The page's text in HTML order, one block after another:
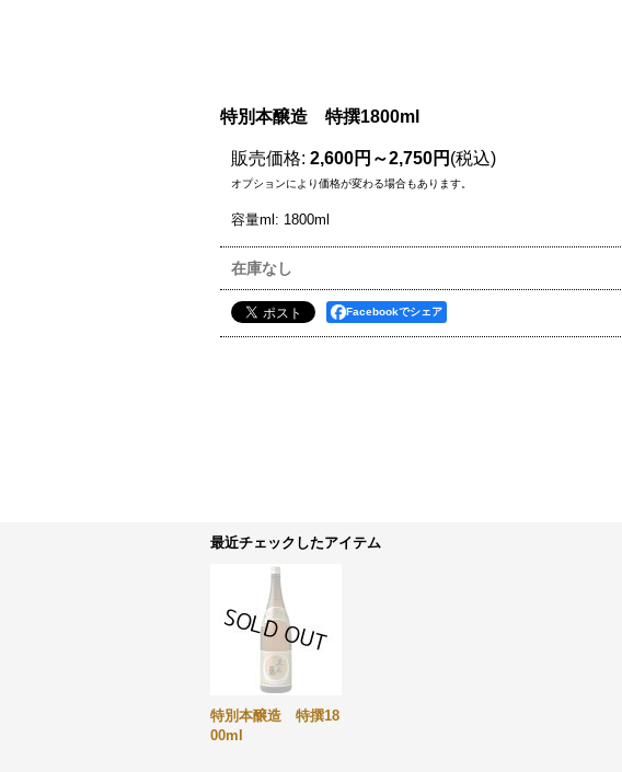
特別本醸造 特撰1800ml
販売価格: 2,600円～2,750円 (税込)
オプションにより価格が変わる場合もあります。
容量ml : 1800ml
在庫なし
Facebookでシェア
最近チェックしたアイテム
特別本醸造 特撰18
00ml